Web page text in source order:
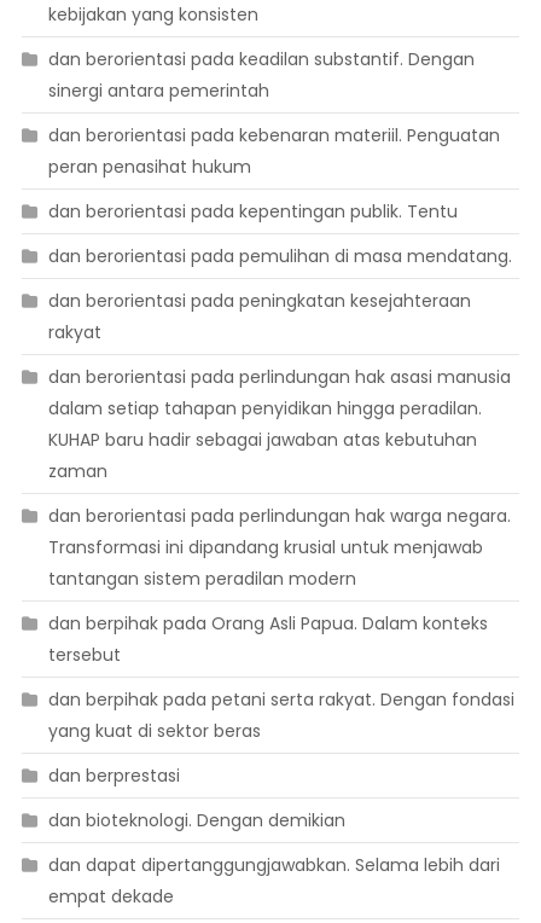
kebijakan yang konsisten
dan berorientasi pada keadilan substantif. Dengan
sinergi antara pemerintah
dan berorientasi pada kebenaran materiil. Penguatan
peran penasihat hukum
dan berorientasi pada kepentingan publik. Tentu
dan berorientasi pada pemulihan di masa mendatang.
dan berorientasi pada peningkatan kesejahteraan
rakyat
dan berorientasi pada perlindungan hak asasi manusia
dalam setiap tahapan penyidikan hingga peradilan.
KUHAP baru hadir sebagai jawaban atas kebutuhan
zaman
dan berorientasi pada perlindungan hak warga negara.
Transformasi ini dipandang krusial untuk menjawab
tantangan sistem peradilan modern
dan berpihak pada Orang Asli Papua. Dalam konteks
tersebut
dan berpihak pada petani serta rakyat. Dengan fondasi
yang kuat di sektor beras
dan berprestasi
dan bioteknologi. Dengan demikian
dan dapat dipertanggungjawabkan. Selama lebih dari
empat dekade